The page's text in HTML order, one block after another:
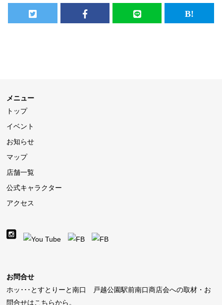
メニュー
トップ
イベント
お知らせ
マップ
店舗一覧
公式キャラクター
アクセス
お問合せ
ホッ･･･とすとりーと南口 戸越公園駅前南口商店会への取材・お
問合せはこちらから。